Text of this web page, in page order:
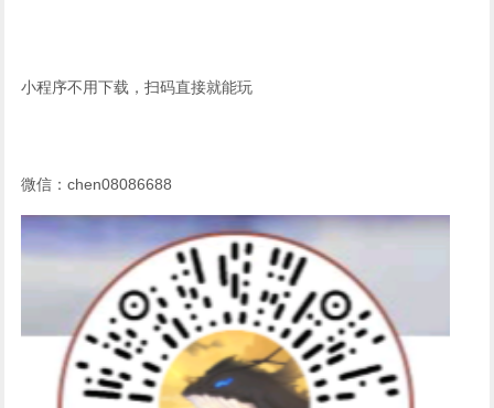
小程序不用下载，扫码直接就能玩
微信：chen08086688